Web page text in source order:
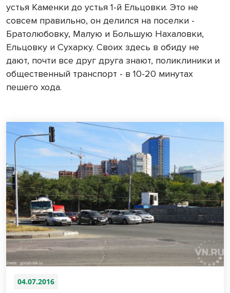
устья Каменки до устья 1-й Ельцовки. Это не
совсем правильно, он делился на поселки -
Братолюбовку, Малую и Большую Нахаловки,
Ельцовку и Сухарку. Своих здесь в обиду не
дают, почти все друг друга знают, поликлиники и
общественный транспорт - в 10-20 минутах
пешего хода.
04.07.2016